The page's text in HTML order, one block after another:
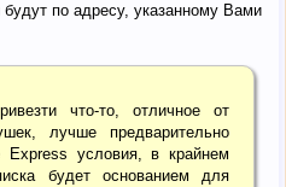
по адресу, указанному Вами
что-то, отличное от
лучше предварительно
Express условия, в крайнем
будет основанием для